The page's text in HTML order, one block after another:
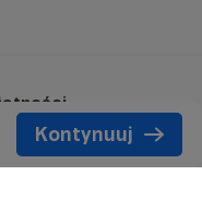
Kontynuuj